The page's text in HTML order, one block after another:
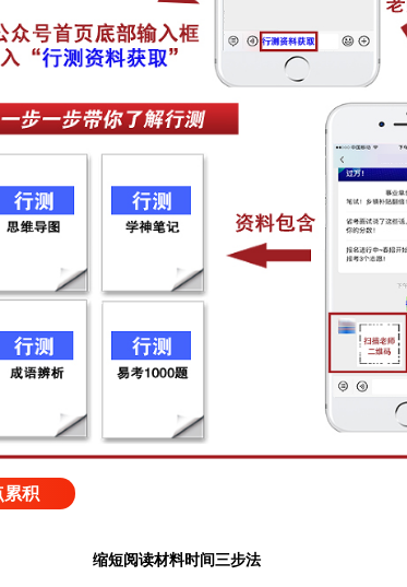
累积
缩短阅读材料时间三步法